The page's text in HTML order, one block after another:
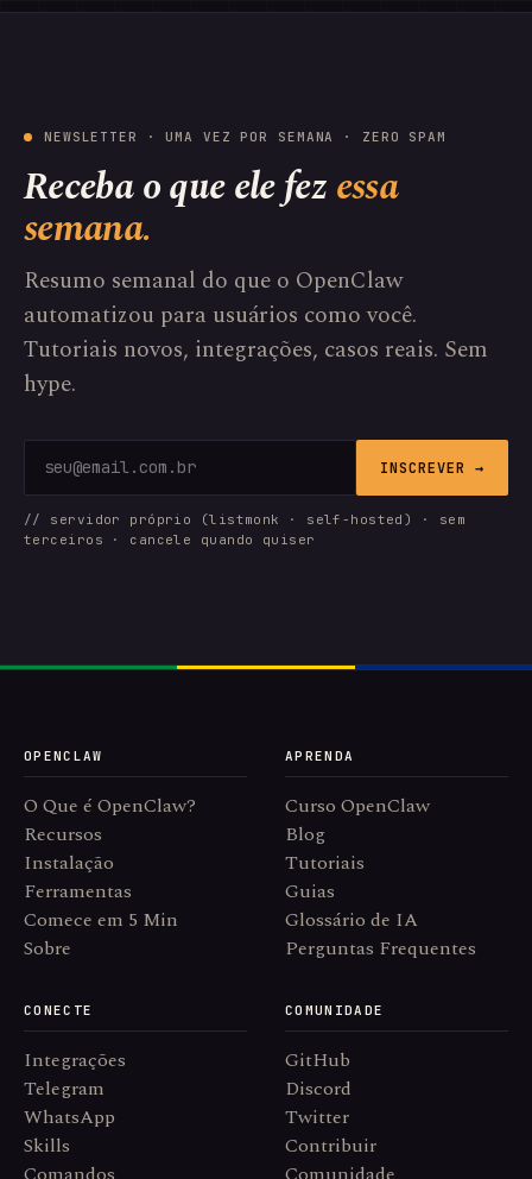
NEWSLETTER · UMA VEZ POR SEMANA · ZERO SPAM
Receba o que ele fezessa
semana.
Resumo semanal do que o OpenClaw
automatizou para usuários como você.
Tutoriais novos, integrações, casos reais. Sem
hype.
INSCREVER →
// servidor próprio (listmonk · self-hosted) · sem
terceiros · cancele quando quiser
OPENCLAW
O Que é OpenClaw?
Recursos
Instalação
Ferramentas
Comece em 5 Min
Sobre
APRENDA
Curso OpenClaw
Blog
Tutoriais
Guias
Glossário de IA
Perguntas Frequentes
CONECTE
Integrações
Telegram
WhatsApp
Skills
COMUNIDADE
GitHub
Discord
Twitter
Contribuir